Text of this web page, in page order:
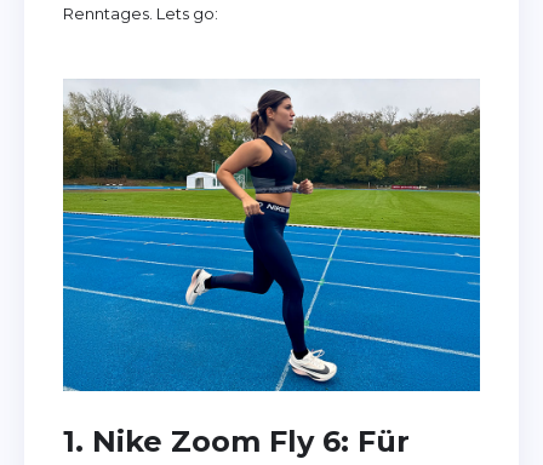
Renntages. Lets go:
1. Nike Zoom Fly 6: Für